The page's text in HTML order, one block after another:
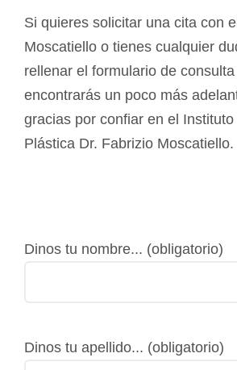
Si quieres solicitar una cita con
Moscatiello o tienes cualquier
rellenar el formulario de
encontrarás un poco más
gracias por confiar en el
Plástica Dr. Fabrizio Moscatiello.
Dinos tu nombre... (obligatorio)
Dinos tu apellido... (obligatorio)